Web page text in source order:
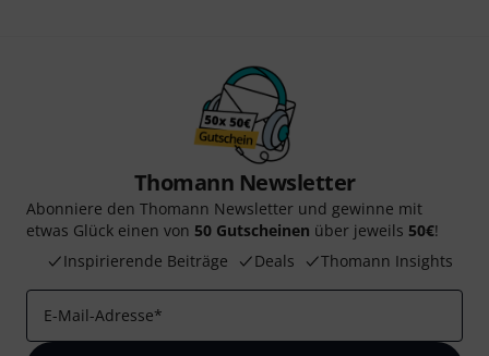
Thomann Newsletter
Abonniere den Thomann Newsletter und gewinne mit
etwas Glück einen von 50 Gutscheinen über jeweils 50€!
Inspirierende Beiträge
Deals Thomann Insights
E-Mail-Adresse*